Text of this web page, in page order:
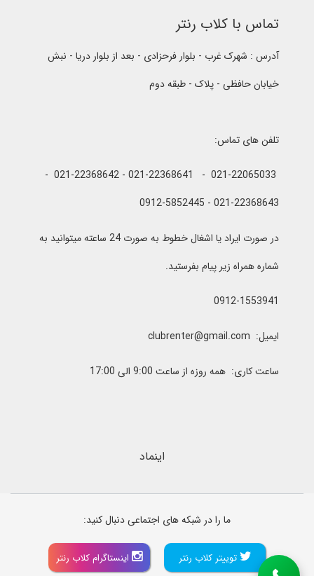
تماس با کلاب رنتر
آدرس : شهرک غرب - بلوار فرحزادی - بعد از بلوار دریا - نبش
خیابان حافظی - پلاک - طبقه دوم
تلفن های تماس:
021-22065033 - 021-22368641 - 021-22368642 -
021-22368643 - 0912-5852445
در صورت ایراد یا اشغال خطوط به صورت 24 ساعته میتوانید به
شماره همراه زیر پیام بفرستید.
0912-1553941
ایمیل: clubrenter@gmail.com
ساعت کاری: همه روزه از ساعت 9:00 الی 17:00
اینماد
ما را در شبکه های اجتماعی دنبال کنید:
توییتر کلاب رنتر اینستاگرام کلاب رنتر